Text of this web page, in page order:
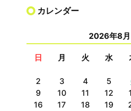
カレンダー
2026年8月
日 月 火 水
2
3 4 5
9
10 11 12
16
17 18 19